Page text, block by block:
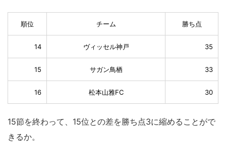
順位 チーム 勝ち点
14 ヴィッセル神戸 35
15 サガン鳥栖 33
16 松本山雅FC 30
15節を終わって、15位との差を勝ち点3に縮めることがで
きるか。